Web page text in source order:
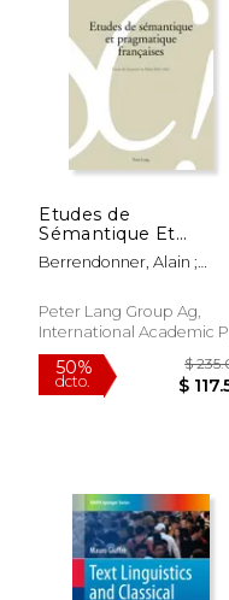
dcto.
Etudes de
Sémantique Et
Pragmatique
Françaises (en
Berrendonner, Alain ;
Miéville, Denis
Peter Lang Group Ag,
International Academic P,
Tapa Blanda, Nuevo